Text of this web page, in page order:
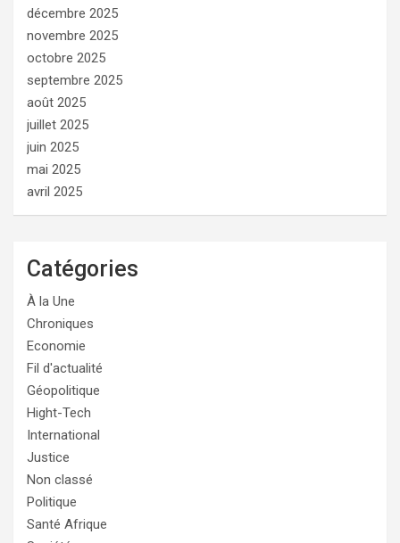
décembre 2025
novembre 2025
octobre 2025
septembre 2025
août 2025
juillet 2025
juin 2025
mai 2025
avril 2025
Catégories
À la Une
Chroniques
Economie
Fil d'actualité
Géopolitique
Hight-Tech
International
Justice
Non classé
Politique
Santé Afrique